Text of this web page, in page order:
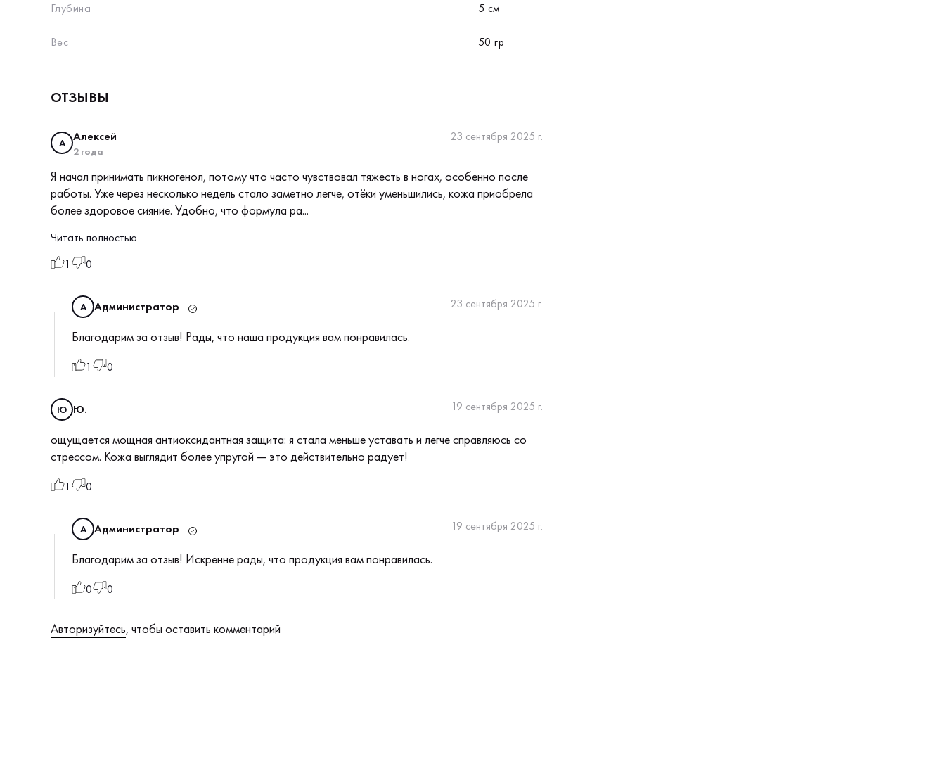
Глубина 5 см
Вес 50 гр
ОТЗЫВЫ
А Алексей
2 года
23 сентября 2025 г.
Я начал принимать пикногенол, потому что часто чувствовал тяжесть в ногах, особенно после
работы. Уже через несколько недель стало заметно легче, отёки уменьшились, кожа приобрела
более здоровое сияние. Удобно, что формула ра...
Читать полностью
1
0
А Администратор 23 сентября 2025 г.
Благодарим за отзыв! Рады, что наша продукция вам понравилась.
1 0
Ю Ю. 19 сентября 2025 г.
ощущается мощная антиоксидантная защита: я стала меньше уставать и легче справляюсь со
стрессом. Кожа выглядит более упругой — это действительно радует!
1 0
А Администратор 19 сентября 2025 г.
Благодарим за отзыв! Искренне рады, что продукция вам понравилась.
0 0
Авторизуйтесь, чтобы оставить комментарий